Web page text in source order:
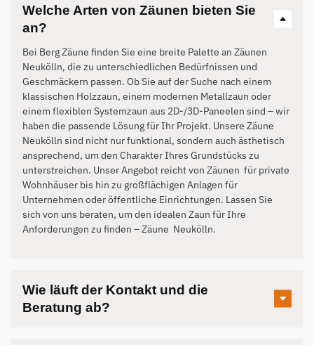
Welche Arten von Zäunen bieten Sie
an?
Bei Berg Zäune finden Sie eine breite Palette an Zäunen
Neukölln, die zu unterschiedlichen Bedürfnissen und
Geschmäckern passen. Ob Sie auf der Suche nach einem
klassischen Holzzaun, einem modernen Metallzaun oder
einem flexiblen Systemzaun aus 2D-/3D-Paneelen sind – wir
haben die passende Lösung für Ihr Projekt. Unsere Zäune
Neukölln sind nicht nur funktional, sondern auch ästhetisch
ansprechend, um den Charakter Ihres Grundstücks zu
unterstreichen. Unser Angebot reicht von Zäunen für private
Wohnhäuser bis hin zu großflächigen Anlagen für
Unternehmen oder öffentliche Einrichtungen. Lassen Sie
sich von uns beraten, um den idealen Zaun für Ihre
Anforderungen zu finden – Zäune Neukölln.
Wie läuft der Kontakt und die
Beratung ab?